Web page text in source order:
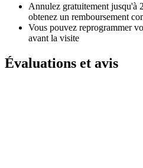
Annulez gratuitement jusqu'à
obtenez un remboursement
Vous pouvez reprogrammer
avant la visite
Évaluations et avis